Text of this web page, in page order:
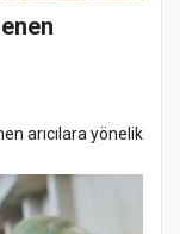
arıcılara yönelik